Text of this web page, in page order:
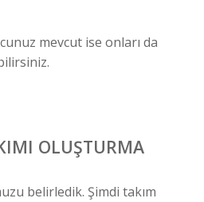
mevcut ise onları da
OLUŞTURMA
belirledik. Şimdi takım